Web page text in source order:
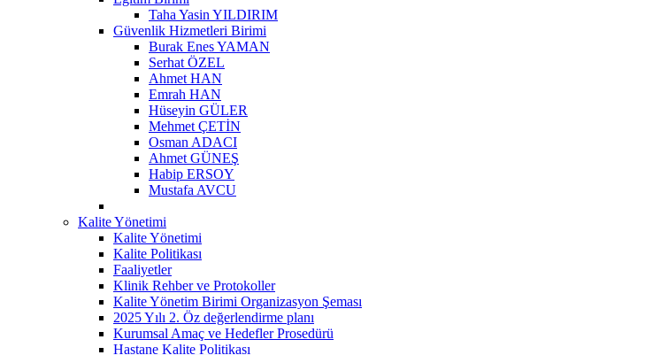
Taha Yasin YILDIRIM
Güvenlik Hizmetleri Birimi
Burak Enes YAMAN
Serhat ÖZEL
Ahmet HAN
Emrah HAN
Hüseyin GÜLER
Mehmet ÇETİN
Osman ADACI
Ahmet GÜNEŞ
Habip ERSOY
Mustafa AVCU
Kalite Yönetimi
Kalite Yönetimi
Kalite Politikası
Faaliyetler
Klinik Rehber ve Protokoller
Kalite Yönetim Birimi Organizasyon Şeması
2025 Yılı 2. Öz değerlendirme planı
Kurumsal Amaç ve Hedefler Prosedürü
Hastane Kalite Politikası